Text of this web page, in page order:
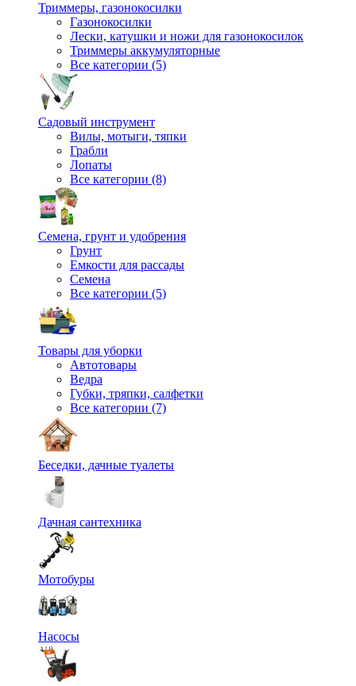
Триммеры, газонокосилки
Газонокосилки
Лески, катушки и ножи для газонокосилок
Триммеры аккумуляторные
Все категории (5)
Садовый инструмент
Вилы, мотыги, тяпки
Грабли
Лопаты
Все категории (8)
Семена, грунт и удобрения
Грунт
Емкости для рассады
Семена
Все категории (5)
Товары для уборки
Автотовары
Ведра
Губки, тряпки, салфетки
Все категории (7)
Беседки, дачные туалеты
Дачная сантехника
Мотобуры
Насосы